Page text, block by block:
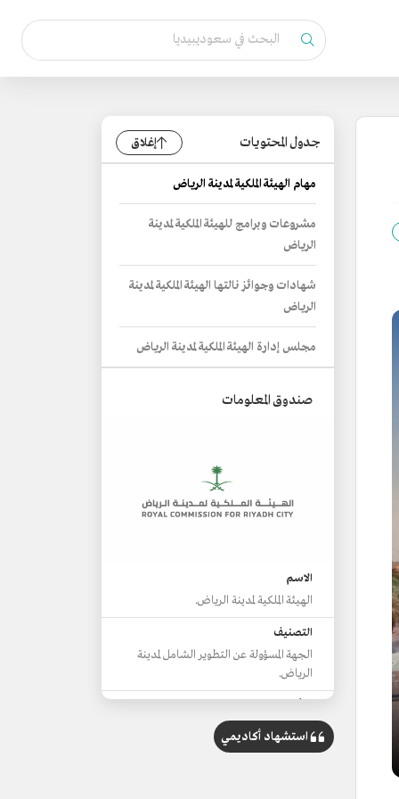
جدول المحتويات إغلاق
مهام الهيئة الملكية لمدينة الرياض
مشروعات وبرامج للهيئة الملكية لمدينة
الرياض
شهادات وجوائز نالتها الهيئة الملكية لمدينة
الرياض
مجلس إدارة الهيئة الملكية لمدينة الرياض
صندوق المعلومات
الاسم
الهيئة الملكية لمدينة الرياض.
التصنيف
الجهة المسؤولة عن التطوير الشامل لمدينة
الرياض.
1974م.
استشهاد أكاديمي